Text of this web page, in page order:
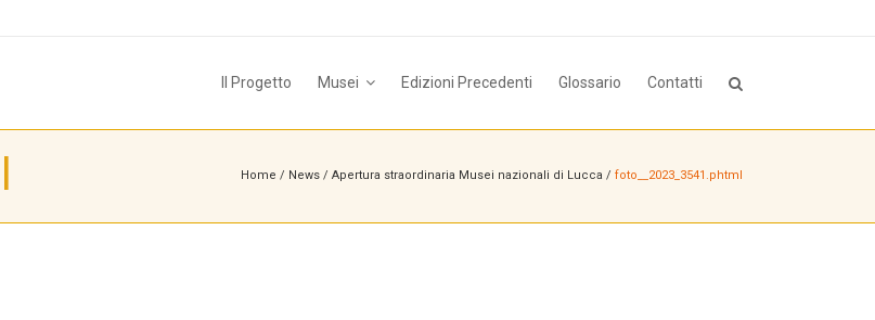
Il Progetto Musei Edizioni Precedenti Glossario Contatti
Home / News / Apertura straordinaria Musei nazionali di Lucca / foto__2023_3541.phtml